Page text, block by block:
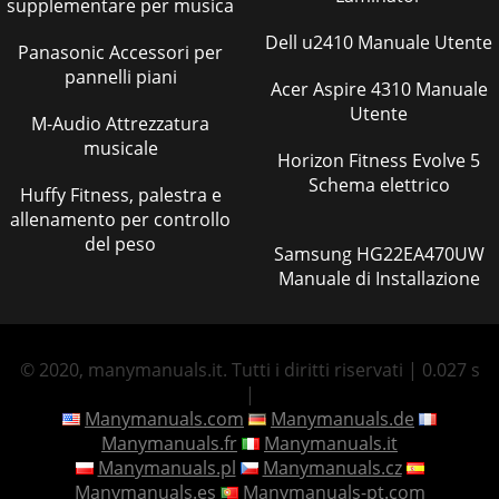
supplementare per musica
Panasonic Accessori per
pannelli piani
M-Audio Attrezzatura
musicale
Huffy Fitness, palestra e
allenamento per controllo
del peso
Dell u2410 Manuale Utente
Acer Aspire 4310 Manuale
Utente
Horizon Fitness Evolve 5
Schema elettrico
Samsung HG22EA470UW
Manuale di Installazione
© 2020, manymanuals.it. Tutti i diritti riservati | 0.027 s
|
Manymanuals.com
Manymanuals.de
Manymanuals.fr
Manymanuals.it
Manymanuals.pl
Manymanuals.cz
Manymanuals.es
Manymanuals-pt.com